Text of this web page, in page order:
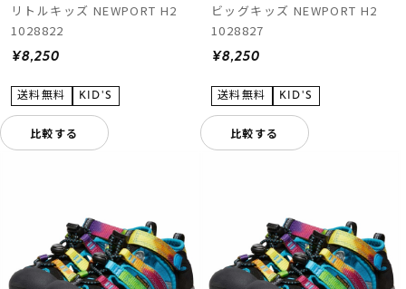
リトルキッズ NEWPORT H2
1028822
¥8,250
比較する
ビッグキッズ NEWPORT H2
1028827
¥8,250
比較する